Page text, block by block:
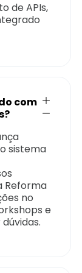
de APIs,
com
sistema
Reforma
no
e